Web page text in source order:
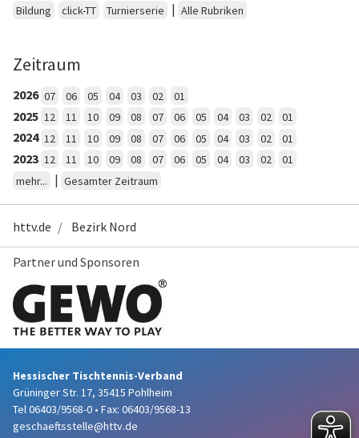
Bildung
click-TT Turnierserie | Alle Rubriken
Zeitraum
2026 07 06 05 04 03 02 01
2025 12 11 10 09 08 07 06 05 04 03 02 01
2024 12 11 10 09 08 07 06 05 04 03 02 01
2023 12 11 10 09 08 07 06 05 04 03 02
01
mehr...
| Gesamter Zeitraum
httv.de Bezirk Nord
Partner und Sponsoren
Hessischer Tischtennis-Verband
Grüninger Str. 17, 35415 Pohlheim
Tel 06403/9568-0 • Fax: 06403/9568-13
geschaeftsstelle@httv.de